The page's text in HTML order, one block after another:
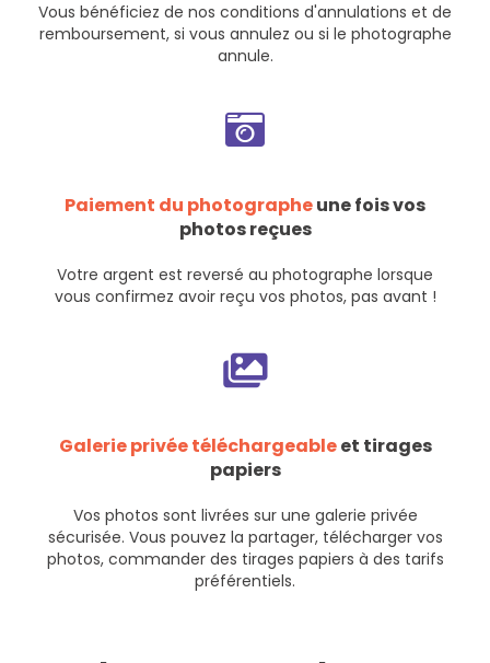
Vous bénéficiez de nos conditions d'annulations et de
remboursement, si vous annulez ou si le photographe
annule.
Paiement du photographeune fois vos
photos reçues
Votre argent est reversé au photographe lorsque
vous confirmez avoir reçu vos photos, pas avant !
Galerie privée téléchargeableet tirages
papiers
Vos photos sont livrées sur une galerie privée
sécurisée. Vous pouvez la partager, télécharger vos
photos, commander des tirages papiers à des tarifs
préférentiels.